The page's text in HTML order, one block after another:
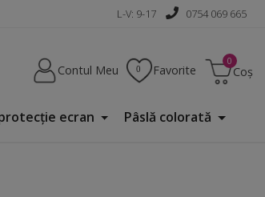
L-V: 9-17 0754 069 665
Contul Meu Favorite Coș
ecran Pâslă colorată